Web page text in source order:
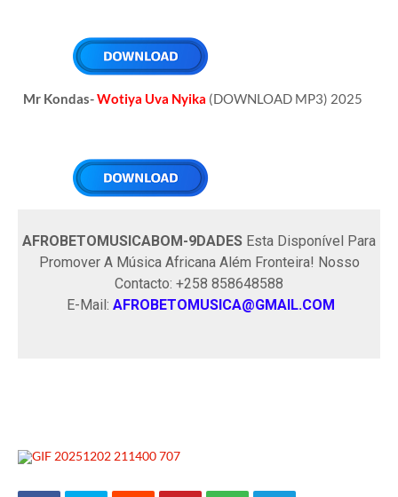
Mr Kondas-Wotiya Uva Nyika (DOWNLOAD MP3) 2025
AFROBETOMUSICABOM-9DADES Esta Disponível Para
Promover A Música Africana Além Fronteira! Nosso
Contacto: +258 858648588
E-Mail: AFROBETOMUSICA@GMAIL.COM